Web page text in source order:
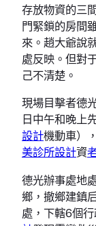
存放物資的三
門緊鎖的房間
來。趙大爺說
處反映。但對
己不清楚。
現場目擊者德
日中午和晚上
設計機動車）
美診所設計資
德光辦事處地
鄉，撤鄉建鎮
處，下轄6個